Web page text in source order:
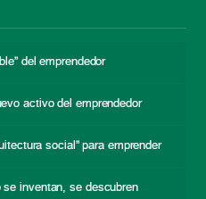
del emprendedor
activo del emprendedor
social” para emprender
se inventan, se descubren